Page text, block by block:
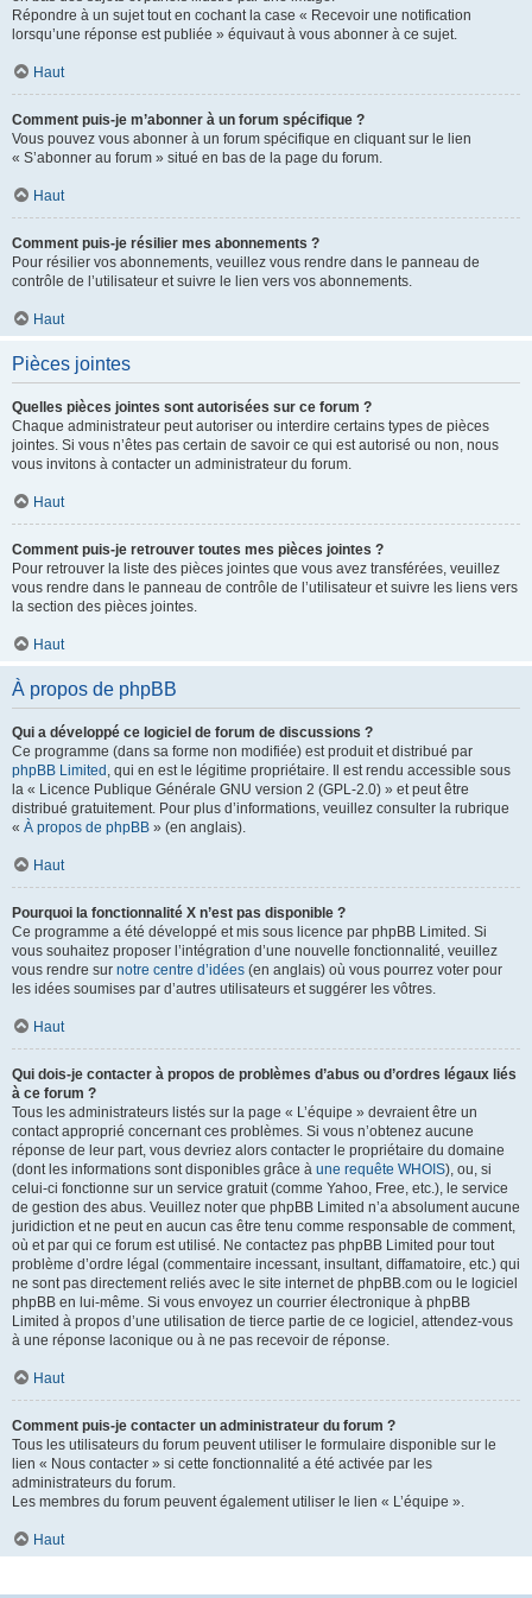
Répondre à un sujet tout en cochant la case « Recevoir une notification
lorsqu’une réponse est publiée » équivaut à vous abonner à ce sujet.
Haut
Comment puis-je m’abonner à un forum spécifique ?
Vous pouvez vous abonner à un forum spécifique en cliquant sur le lien
« S’abonner au forum » situé en bas de la page du forum.
Haut
Comment puis-je résilier mes abonnements ?
Pour résilier vos abonnements, veuillez vous rendre dans le panneau de
contrôle de l’utilisateur et suivre le lien vers vos abonnements.
Haut
Pièces jointes
Quelles pièces jointes sont autorisées sur ce forum ?
Chaque administrateur peut autoriser ou interdire certains types de pièces
jointes. Si vous n’êtes pas certain de savoir ce qui est autorisé ou non, nous
vous invitons à contacter un administrateur du forum.
Haut
Comment puis-je retrouver toutes mes pièces jointes ?
Pour retrouver la liste des pièces jointes que vous avez transférées, veuillez
vous rendre dans le panneau de contrôle de l’utilisateur et suivre les liens vers
la section des pièces jointes.
Haut
À propos de phpBB
Qui a développé ce logiciel de forum de discussions ?
Ce programme (dans sa forme non modifiée) est produit et distribué par
phpBB Limited , qui en est le légitime propriétaire. Il est rendu accessible sous
la « Licence Publique Générale GNU version 2 (GPL-2.0) » et peut être
distribué gratuitement. Pour plus d’informations, veuillez consulter la rubrique
« À propos de phpBB » (en anglais).
Haut
Pourquoi la fonctionnalité X n’est pas disponible ?
Ce programme a été développé et mis sous licence par phpBB Limited. Si
vous souhaitez proposer l’intégration d’une nouvelle fonctionnalité, veuillez
vous rendre sur notre centre d’idées (en anglais) où vous pourrez voter pour
les idées soumises par d’autres utilisateurs et suggérer les vôtres.
Haut
Qui dois-je contacter à propos de problèmes d’abus ou d’ordres légaux liés
à ce forum ?
Tous les administrateurs listés sur la page « L’équipe » devraient être un
contact approprié concernant ces problèmes. Si vous n’obtenez aucune
réponse de leur part, vous devriez alors contacter le propriétaire du domaine
(dont les informations sont disponibles grâce à une requête WHOIS), ou, si
celui-ci fonctionne sur un service gratuit (comme Yahoo, Free, etc.), le service
de gestion des abus. Veuillez noter que phpBB Limited n’a absolument aucune
juridiction et ne peut en aucun cas être tenu comme responsable de comment,
où et par qui ce forum est utilisé. Ne contactez pas phpBB Limited pour tout
problème d’ordre légal (commentaire incessant, insultant, diffamatoire, etc.) qui
ne sont pas directement reliés avec le site internet de phpBB.com ou le logiciel
phpBB en lui-même. Si vous envoyez un courrier électronique à phpBB
Limited à propos d’une utilisation de tierce partie de ce logiciel, attendez-vous
à une réponse laconique ou à ne pas recevoir de réponse.
Haut
Comment puis-je contacter un administrateur du forum ?
Tous les utilisateurs du forum peuvent utiliser le formulaire disponible sur le
lien « Nous contacter » si cette fonctionnalité a été activée par les
administrateurs du forum.
Les membres du forum peuvent également utiliser le lien « L’équipe ».
Haut